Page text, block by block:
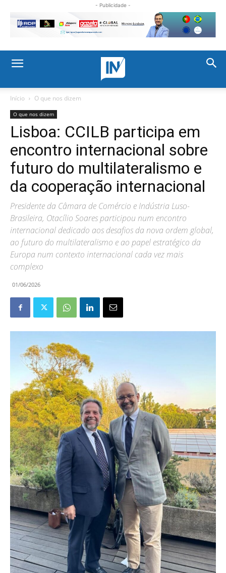
- Publicidade -
Início O que nos dizem
O que nos dizem
Lisboa: CCILB participa em
encontro internacional sobre
futuro do multilateralismo e
da cooperação internacional
Presidente da Câmara de Comércio e Indústria Luso-
Brasileira, Otacílio Soares participou num encontro
internacional dedicado aos desafios da nova ordem global,
ao futuro do multilateralismo e ao papel estratégico da
Europa num contexto internacional cada vez mais
complexo
01/06/2026